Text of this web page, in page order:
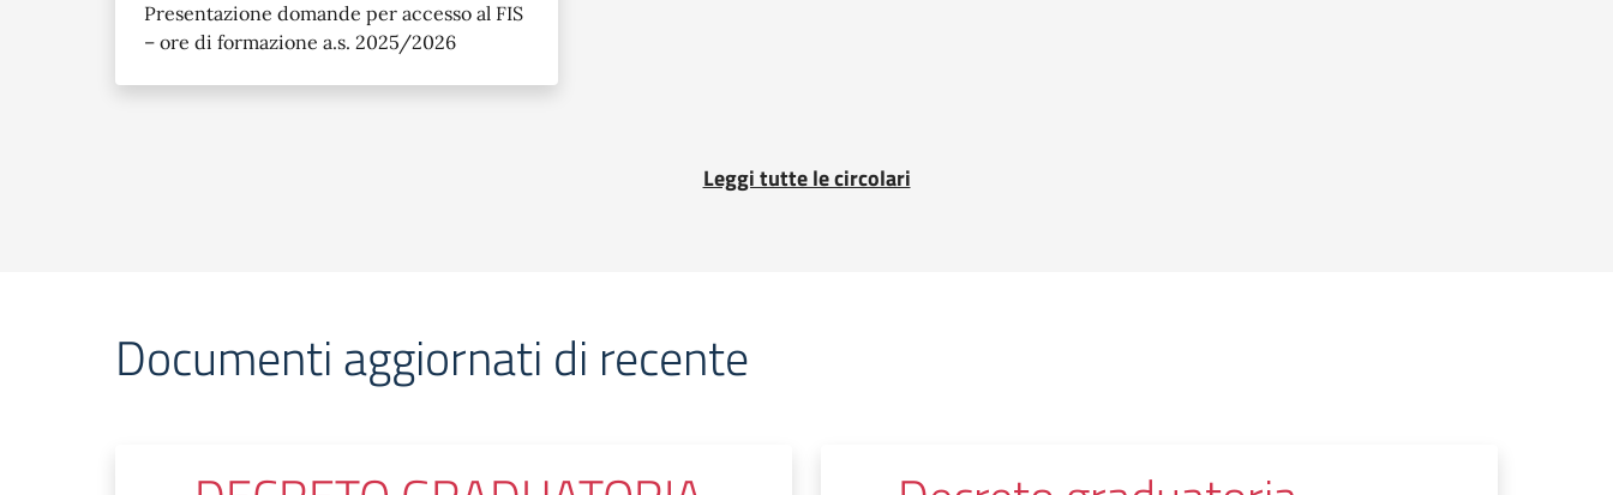
Presentazione domande per accesso al FIS
– ore di formazione a.s. 2025/2026
Leggi tutte le circolari
Documenti aggiornati di recente